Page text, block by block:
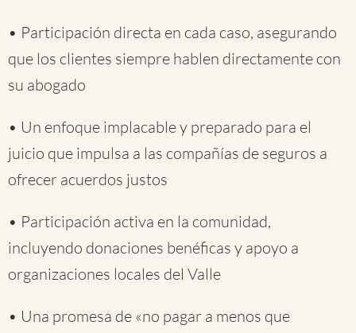
• Participación directa en cada caso, asegurando
que los clientes siempre hablen directamente con
su abogado
• Un enfoque implacable y preparado para el
juicio que impulsa a las compañías de seguros a
ofrecer acuerdos justos
• Participación activa en la comunidad,
incluyendo donaciones benéficas y apoyo a
organizaciones locales del Valle
• Una promesa de «no pagar a menos que